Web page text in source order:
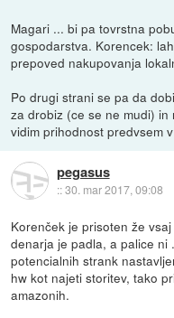
Magari ... bi pa tovrstna
gospodarstva. Korencek:
prepoved nakupovanja
Po drugi strani se pa da
za drobiz (ce se ne mudi)
vidim prihodnost predvsem
pegasus
::30. mar 2017, 09:08
Korenček je prisoten že
denarja je padla, a palice ni
potencialnih strank
hw kot najeti storitev, tako
amazonih.